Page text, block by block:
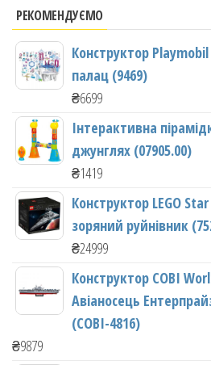
РЕКОМЕНДУЄМО
Конструктор
палац (9469)
₴6699
Інтерактивна
джунглях (07905.00)
₴1419
Конструктор LEGO
зоряний руйнівник
₴24999
Конструктор COBI
Авіаносець
(COBI-4816)
₴9879